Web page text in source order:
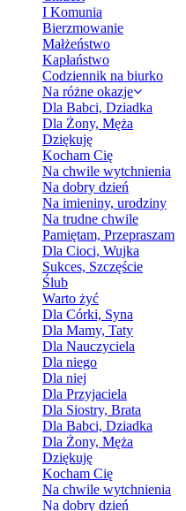
I Komunia
Bierzmowanie
Małżeństwo
Kapłaństwo
Codziennik na biurko
Na różne okazje
Dla Babci, Dziadka
Dla Żony, Męża
Dziękuję
Kocham Cię
Na chwile wytchnienia
Na dobry dzień
Na imieniny, urodziny
Na trudne chwile
Pamiętam, Przepraszam
Dla Cioci, Wujka
Sukces, Szczęście
Ślub
Warto żyć
Dla Córki, Syna
Dla Mamy, Taty
Dla Nauczyciela
Dla niego
Dla niej
Dla Przyjaciela
Dla Siostry, Brata
Dla Babci, Dziadka
Dla Żony, Męża
Dziękuję
Kocham Cię
Na chwile wytchnienia
Na dobry dzień